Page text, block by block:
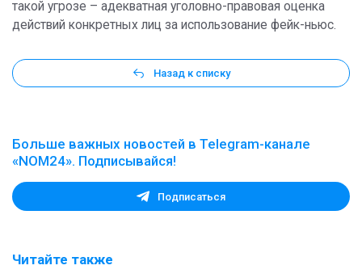
такой угрозе – адекватная уголовно-правовая оценка
действий конкретных лиц за использование фейк-ньюс.
Назад к списку
Больше важных новостей в Telegram-канале
«NOM24». Подписывайся!
Подписаться
Читайте также